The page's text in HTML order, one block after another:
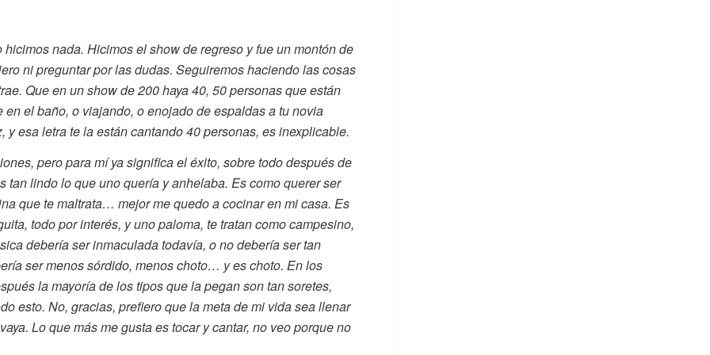
nada. Hicimos el show de regreso y fue un montón de
ni preguntar por las dudas. Seguiremos haciendo las cosas
Que en un show de 200 haya 40, 50 personas que están
el baño, o viajando, o enojado de espaldas a tu novia
esa letra te la están cantando 40 personas, es inexplicable.
pero para mí ya significa el éxito, sobre todo después de
lindo lo que uno quería y anhelaba. Es como querer ser
que te maltrata… mejor me quedo a cocinar en mi casa. Es
todo por interés, y uno paloma, te tratan como campesino,
debería ser inmaculada todavía, o no debería ser tan
ser menos sórdido, menos choto… y es choto. En los
la mayoría de los tipos que la pegan son tan soretes,
esto. No, gracias, prefiero que la meta de mi vida sea llenar
Lo que más me gusta es tocar y cantar, no veo porque no